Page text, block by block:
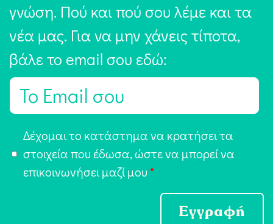
γνώση. Πού και πού σου λέμε και τα
νέα μας. Για να μην χάνεις τίποτα,
βάλε το email σου εδώ:
E
π
Δέχομαι το κατάστημα να κρατήσει τα
στοιχεία που έδωσα, ώστε να μπορεί να
επικοινωνήσει μαζί μου *
Εγγραφή